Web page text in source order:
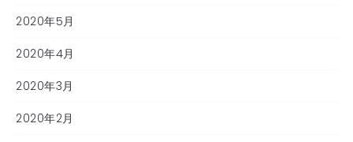
2020年5月
2020年4月
2020年3月
2020年2月